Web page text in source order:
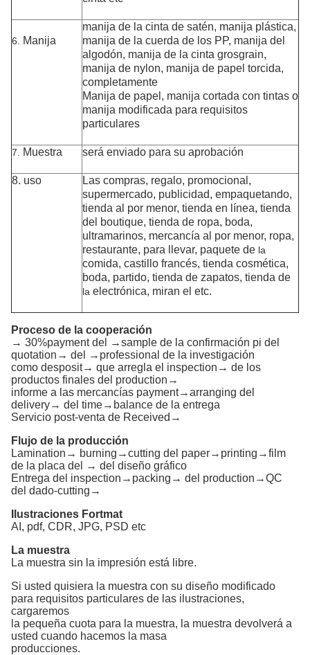
6. Manija
manija de la cinta de satén, manija plástica,
manija de la cuerda de los PP, manija del
algodón, manija de la cinta grosgrain,
manija de nylon, manija de papel torcida,
completamente
Manija de papel, manija cortada con tintas o
manija modificada para requisitos
particulares
7. Muestra será enviado para su aprobación
8. uso
Las compras, regalo, promocional,
supermercado, publicidad, empaquetando,
tienda al por menor, tienda en línea, tienda
del boutique, tienda de ropa, boda,
ultramarinos, mercancía al por menor, ropa,
restaurante, para llevar, paquete de la
comida, castillo francés, tienda cosmética,
boda, partido, tienda de zapatos, tienda de
la electrónica, miran el etc.
Proceso de la cooperación
→ 30%payment del →sample de la confirmación pi del
quotation→ del →professional de la investigación
como desposit→ que arregla el inspection→ de los
productos finales del production→
informe a las mercancías payment→arranging del
delivery→ del time→balance de la entrega
Servicio post-venta de Received→
Flujo de la producción
Lamination→ burning→cutting del paper→printing→film
de la placa del → del diseño gráfico
Entrega del inspection→packing→ del production→QC
del dado-cutting→
Ilustraciones Fortmat
AI, pdf, CDR, JPG, PSD etc
La muestra
La muestra sin la impresión está libre.
Si usted quisiera la muestra con su diseño modificado
para requisitos particulares de las ilustraciones,
cargaremos
la pequeña cuota para la muestra, la muestra devolverá a
usted cuando hacemos la masa
producciones.